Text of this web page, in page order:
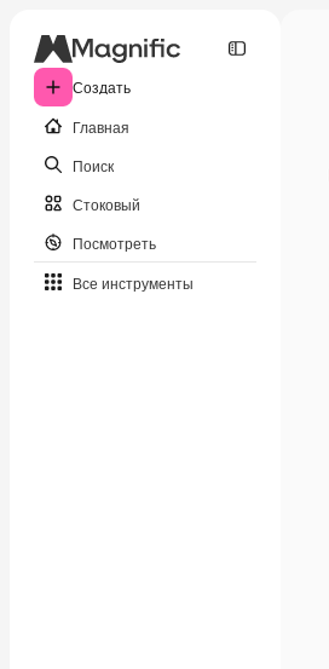
Создать
Главная
Поиск
Стоковый
Посмотреть
Все инструменты